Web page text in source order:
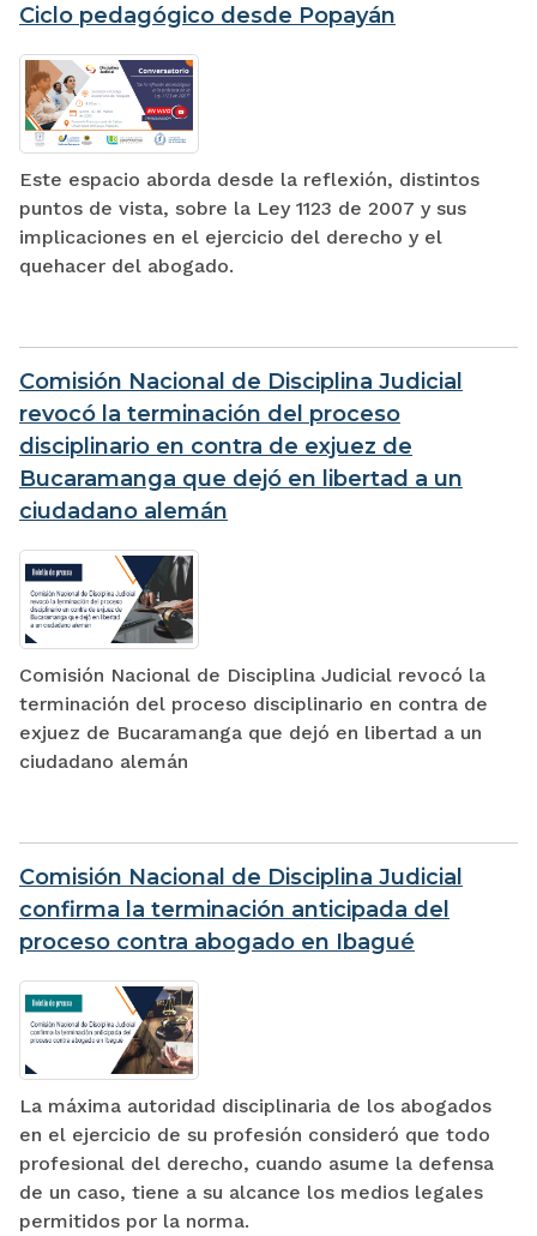
Ciclo pedagógico desde Popayán
Este espacio aborda desde la reflexión, distintos
puntos de vista, sobre la Ley 1123 de 2007 y sus
implicaciones en el ejercicio del derecho y el
quehacer del abogado.
Comisión Nacional de Disciplina Judicial
revocó la terminación del proceso
disciplinario en contra de exjuez de
Bucaramanga que dejó en libertad a un
ciudadano alemán
Comisión Nacional de Disciplina Judicial revocó la
terminación del proceso disciplinario en contra de
exjuez de Bucaramanga que dejó en libertad a un
ciudadano alemán
Comisión Nacional de Disciplina Judicial
confirma la terminación anticipada del
proceso contra abogado en Ibagué
La máxima autoridad disciplinaria de los abogados
en el ejercicio de su profesión consideró que todo
profesional del derecho, cuando asume la defensa
de un caso, tiene a su alcance los medios legales
permitidos por la norma.